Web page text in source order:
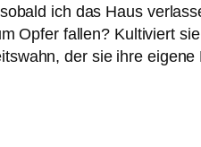
ich das Haus
Opfer fallen? Kultiviert
der sie ihre